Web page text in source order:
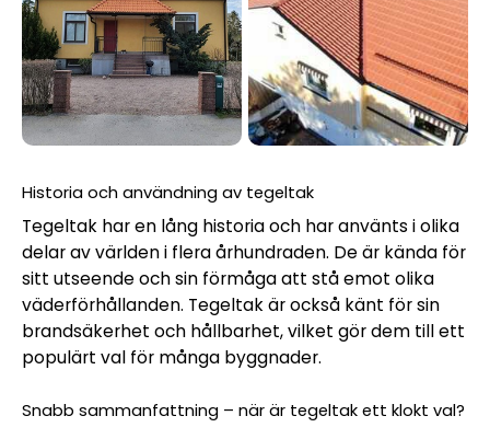
Historia och användning av tegeltak
Tegeltak har en lång historia och har använts i olika
delar av världen i flera århundraden. De är kända för
sitt utseende och sin förmåga att stå emot olika
väderförhållanden. Tegeltak är också känt för sin
brandsäkerhet och hållbarhet, vilket gör dem till ett
populärt val för många byggnader.
Snabb sammanfattning – när är tegeltak ett klokt val?